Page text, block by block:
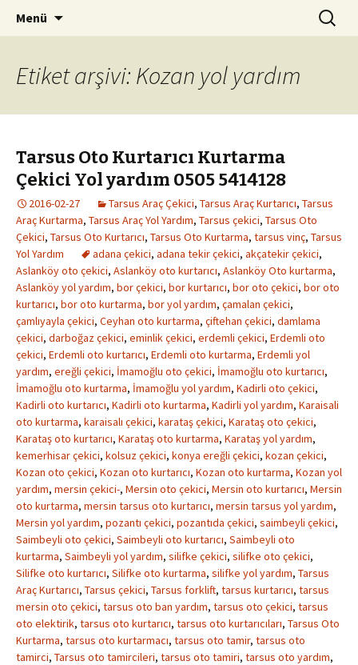
Tarsus Oto Kurtarma 0532
6082827
Kurtarıcı çekici oto yol yardım
Menü Arama:
Etiket arşivi: Kozan yol yardım
Tarsus Oto Kurtarıcı Kurtarma
Çekici Yol yardım 0505 5414128
2016-02-27 Tarsus Araç Çekici, Tarsus Araç Kurtarıcı, Tarsus
Araç Kurtarma, Tarsus Araç Yol Yardım, Tarsus çekici, Tarsus Oto
Çekici, Tarsus Oto Kurtarıcı, Tarsus Oto Kurtarma, tarsus vinç, Tarsus
Yol Yardım
adana çekici, adana tekir çekici, akçatekir çekici,
Aslanköy oto çekici, Aslanköy oto kurtarıcı, Aslanköy Oto kurtarma,
Aslanköy yol yardım, bor çekici, bor kurtarıcı, bor oto çekici, bor oto
kurtarıcı, bor oto kurtarma, bor yol yardım, çamalan çekici,
çamlıyayla çekici, Ceyhan oto kurtarma, çiftehan çekici, damlama
çekici, darboğaz çekici, eminlik çekici, erdemli çekici, Erdemli oto
çekici, Erdemli oto kurtarıcı, Erdemli oto kurtarma, Erdemli yol
yardım, ereğli çekici, İmamoğlu oto çekici, İmamoğlu oto kurtarıcı,
İmamoğlu oto kurtarma, İmamoğlu yol yardım, Kadirli oto çekici,
Kadirli oto kurtarıcı, Kadirli oto kurtarma, Kadirli yol yardım, Karaisali
oto kurtarma, karaisalı çekici, karataş çekici, Karataş oto çekici,
Karataş oto kurtarıcı, Karataş oto kurtarma, Karataş yol yardım,
kemerhisar çekici, kolsuz çekici, konya ereğli çekici, kozan çekici,
Kozan oto çekici, Kozan oto kurtarıcı, Kozan oto kurtarma, Kozan yol
yardım, mersin çekici-, Mersin oto çekici, Mersin oto kurtarıcı, Mersin
oto kurtarma, mersin tarsus oto kurtarıcı, mersin tarsus yol yardım,
Mersin yol yardım, pozantı çekici, pozantıda çekici, saimbeyli çekici,
Saimbeyli oto çekici, Saimbeyli oto kurtarıcı, Saimbeyli oto
kurtarma, Saimbeyli yol yardım, silifke çekici, silifke oto çekici,
Silifke oto kurtarıcı, Silifke oto kurtarma, silifke yol yardım, Tarsus
Araç Kurtarıcı, Tarsus çekici, Tarsus forklift, tarsus kurtarıcı, tarsus
mersin oto çekici, tarsus oto ban yardım, tarsus oto çekici, tarsus
oto elektirik, tarsus oto kurtarıcı, tarsus oto kurtarıcıları, Tarsus Oto
Kurtarma, tarsus oto kurtarmacı, tarsus oto tamir, tarsus oto
tamirci, Tarsus oto tamircileri, tarsus oto tamiri, tarsus oto yardım,